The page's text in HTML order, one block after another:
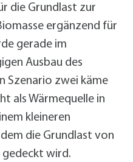
die Grundlast zur
ergänzend für
gerade im
Ausbau des
Szenario zwei käme
als Wärmequelle in
kleineren
die Grundlast von
wird.